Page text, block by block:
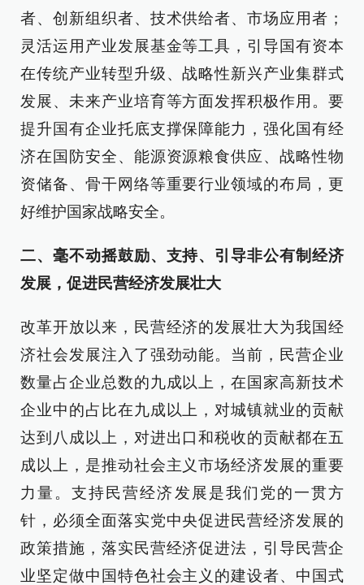
者、创新组织者、技术供给者、市场应用者；
灵活运用产业发展基金等工具，引导国有资本
在传统产业转型升级、战略性新兴产业集群式
发展、未来产业培育等方面发挥积极作用。要
提升国有企业托底支撑保障能力，强化国有经
济在国防安全、能源资源粮食供应、战略性物
资储备、骨干网络等重要行业领域的布局，更
好维护国家战略安全。
二、毫不动摇鼓励、支持、引导非公有制经济
发展，促进民营经济发展壮大
改革开放以来，民营经济的发展壮大为我国经
济社会发展注入了强劲动能。当前，民营企业
数量占企业总数的九成以上，在国家高新技术
企业中的占比在九成以上，对城镇就业的贡献
达到八成以上，对进出口和税收的贡献都在五
成以上，是推动社会主义市场经济发展的重要
力量。支持民营经济发展是我们党的一贯方
针，必须全面落实党中央促进民营经济发展的
政策措施，落实民营经济促进法，引导民营企
业坚定做中国特色社会主义的建设者、中国式